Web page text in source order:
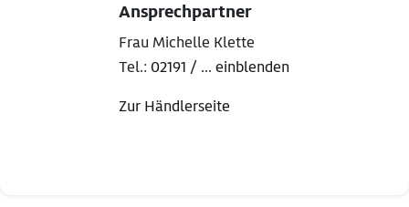
Ansprechpartner
Frau Michelle Klette
Tel.: 02191 / ... einblenden
Zur Händlerseite